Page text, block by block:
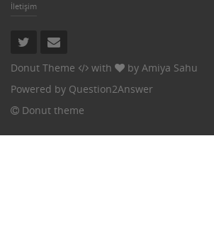
İletişim
Donut Theme with by Amiya Sahu
Powered by Question2Answer
Donut theme